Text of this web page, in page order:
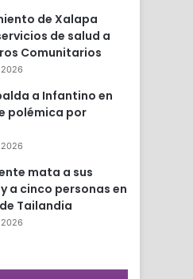
de Xalapa
de salud a
Comunitarios
a Infantino en
polémica por
mata a sus
a cinco personas en
Tailandia